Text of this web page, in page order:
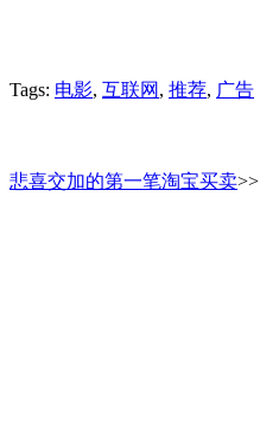
Tags: 电影, 互联网 , 推荐, 广告
悲喜交加的第一笔淘宝买卖>>